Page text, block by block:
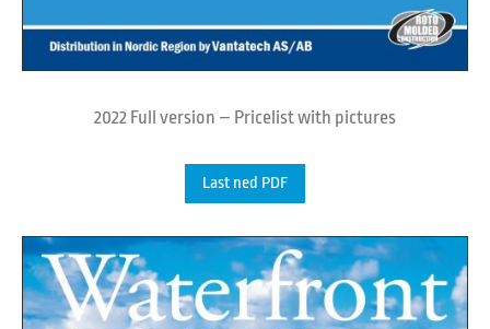
2022 Full version – Pricelist with pictures
Last ned PDF